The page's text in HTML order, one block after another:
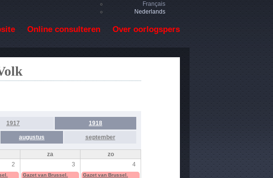
Français
Nederlands
Online consulteren Over oorlogspers
1917 1918
augustus september
za
zo
2 3 4
Gazet van Brussel.
Gazet van Brussel.